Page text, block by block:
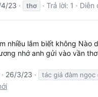
23 thơ Trả lời: 1 Diễn
nhiều lắm biết không Nào
nhớ anh gửi vào vần
26/3/23 tác giả đàm ngọc